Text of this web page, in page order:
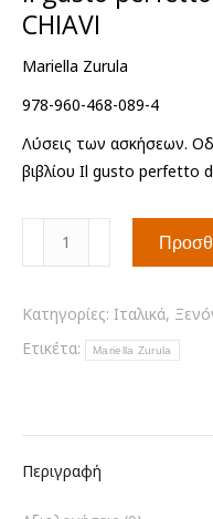
€10.00.
CHIAVI
Mariella Zurula
978-960-468-089-4
Λύσεις των ασκήσεων.
βιβλίου Ιl gusto perfetto
dell’Italiano
5
Κατηγορίες: Ιταλικά,
Ετικέτα:
Mariella Zurula
Περιγραφή